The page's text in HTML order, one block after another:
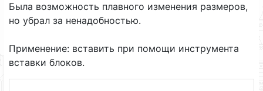
Была возможность плавного изменения размеров,
но убрал за ненадобностью.
Применение: вставить при помощи инструмента
вставки блоков.